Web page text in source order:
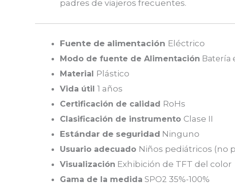
padres de viajeros frecuentes.
Fuente de alimentación Eléctrico
Modo de fuente de Alimentación Batería
Material Plástico
Vida útil 1 años
Certificación de calidad RoHs
Clasificación de instrumento Clase II
Estándar de seguridad Ninguno
Usuario adecuado Niños pediátricos (no
Visualización Exhibición de TFT del color
Gama de la medida SPO2 35%-100%